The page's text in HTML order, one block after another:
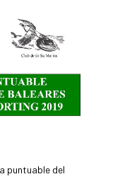
puntuable del